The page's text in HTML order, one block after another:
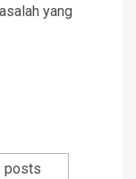
yang
posts